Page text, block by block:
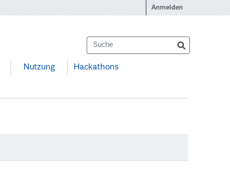
Anmelden
Nutzung Hackathons